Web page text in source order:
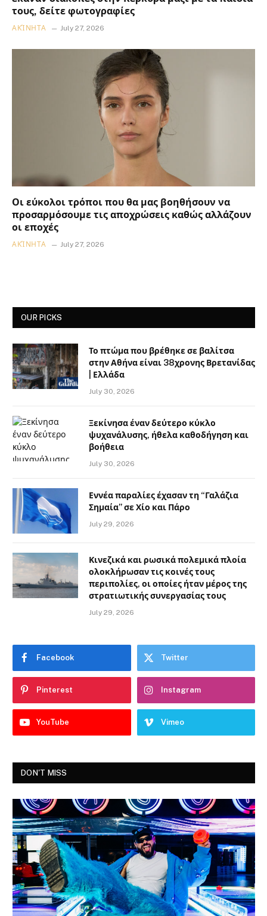
τους, δείτε φωτογραφίες
ΑΚΊΝΗΤΑ July 27, 2026
Οι εύκολοι τρόποι που θα μας βοηθήσουν να
προσαρμόσουμε τις αποχρώσεις καθώς αλλάζουν
οι εποχές
ΑΚΊΝΗΤΑ July 27, 2026
OUR PICKS
Το πτώμα που βρέθηκε σε βαλίτσα
στην Αθήνα είναι 38χρονης Βρετανίδας
| Ελλάδα
July 30, 2026
Ξεκίνησα έναν δεύτερο κύκλο
ψυχανάλυσης, ήθελα καθοδήγηση και
βοήθεια
July 30, 2026
Εννέα παραλίες έχασαν τη “Γαλάζια
Σημαία” σε Χίο και Πάρο
July 29, 2026
Κινεζικά και ρωσικά πολεμικά πλοία
ολοκλήρωσαν τις κοινές τους
περιπολίες, οι οποίες ήταν μέρος της
στρατιωτικής συνεργασίας τους
July 29, 2026
Facebook Twitter
Pinterest Instagram
YouTube Vimeo
DON'T MISS